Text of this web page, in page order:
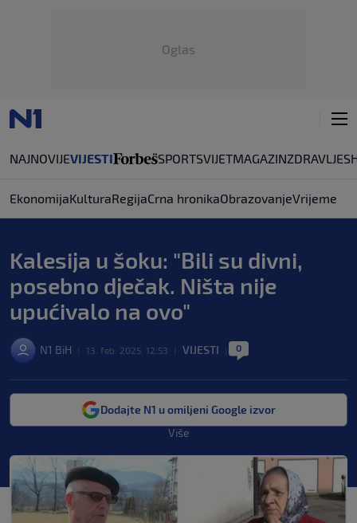
Oglas
NAJNOVIJEVIJESTI SPORTSVIJETMAGAZINZDRAVLJE
EkonomijaKulturaRegijaCrna hronikaObrazovanjeVrijeme
Kalesija u šoku: "Bili su divni,
posebno dječak. Ništa nije
upućivalo na ovo"
N1 BiH 13. feb. 2025. 12:53 VIJESTI 0
Dodajte N1 u omiljeni Google izvor
Više